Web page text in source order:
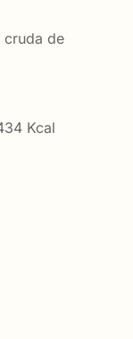
cruda de
Kcal